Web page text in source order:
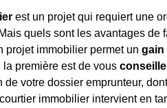
est un projet qui requiert une
quels sont les avantages de
projet immobilier permet un gain
première est de vous
de votre dossier emprunteur,
immobilier intervient en